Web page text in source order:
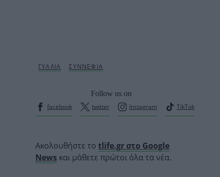
Follow us on
facebook
twitter Instagram TikTok
Ακολουθήστε το tlife.gr στο Google
News και μάθετε πρώτοι όλα τα νέα.